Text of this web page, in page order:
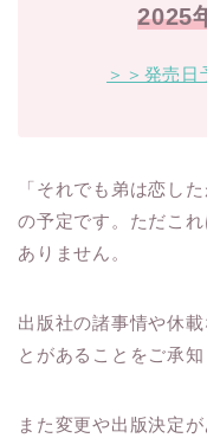
2025
＞＞発売日
「それでも弟は恋し
の予定です。ただこ
ありません。
出版社の諸事情や休
とがあることをご承知
また変更や出版決定